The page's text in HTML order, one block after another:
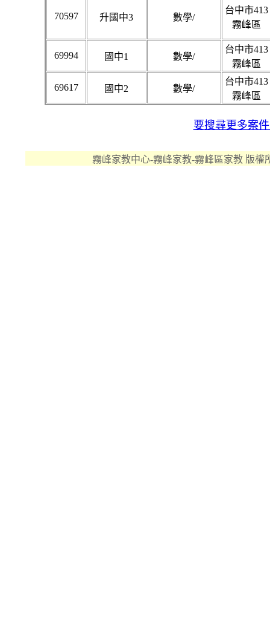
70597 升國中3 數學/
台中市413
霧峰區
69994 國中1 數學/
台中市413
霧峰區
69617 國中2 數學/
台中市413
霧峰區
要搜尋更多案
霧峰家教中心-霧峰家教-霧峰區家教 版權